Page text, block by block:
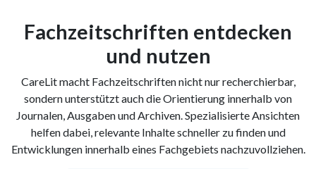
Fachzeitschriften entdecken
und nutzen
CareLit macht Fachzeitschriften nicht nur recherchierbar,
sondern unterstützt auch die Orientierung innerhalb von
Journalen, Ausgaben und Archiven. Spezialisierte Ansichten
helfen dabei, relevante Inhalte schneller zu finden und
Entwicklungen innerhalb eines Fachgebiets nachzuvollziehen.